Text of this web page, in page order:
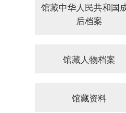
馆藏中华人民共和国
后档案
馆藏人物档案
馆藏资料